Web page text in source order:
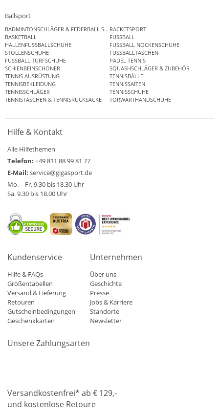
Ballsport
BADMINTONSCHLÄGER & FEDERBALL SETSRACKETSPORT
BASKETBALL
FUSSBALL
HALLENFUSSBALLSCHUHE
FUSSBALL NOCKENSCHUHE
STOLLENSCHUHE
FUSSBALLTASCHEN
FUSSBALL TURFSCHUHE
PADEL TENNIS
SCHIENBEINSCHONER
SQUASHSCHLÄGER & ZUBEHÖR
TENNIS AUSRÜSTUNG
TENNISBÄLLE
TENNISBEKLEIDUNG
TENNISSAITEN
TENNISSCHLÄGER
TENNISSCHUHE
TENNISTASCHEN & TENNISRUCKSÄCKE
TORWARTHANDSCHUHE
Hilfe & Kontakt
Alle Hilfethemen
Telefon: +49 811 88 99 81 77
E-Mail: service@gigasport.de
Mo. – Fr. 9.30 bis 18.30 Uhr
Sa. 9.30 bis 18.00 Uhr
Kundenservice
Hilfe & FAQs
Größentabellen
Versand & Lieferung
Retouren
Gutscheinbedingungen
Geschenkkarten
Unternehmen
Über uns
Geschichte
Presse
Jobs & Karriere
Standorte
Newsletter
Unsere Zahlungsarten
Versandkostenfrei* ab € 129,-
und kostenlose Retoure